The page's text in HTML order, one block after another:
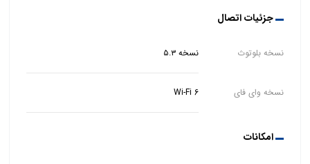
جزئیات اتصال
نسخه بلوتوث نسخه ۵.۳
نسخه وای فای Wi‑Fi 6
امکانات